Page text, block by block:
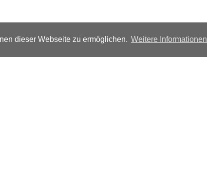
dieser Webseite zu ermöglichen. Weitere Informationen